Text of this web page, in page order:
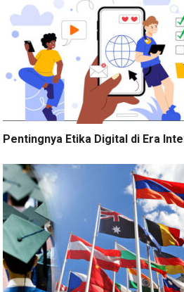
Pentingnya Etika Digital di Era